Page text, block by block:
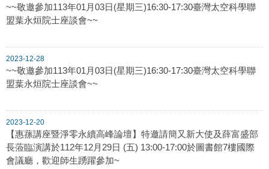
~~敬邀參加113年01月03日(星期三)16:30-17:30臺灣太空科學聯
盟葉永烜院士座談會~~
2023-12-28
~~敬邀參加113年01月03日(星期三)16:30-17:30臺灣太空科學聯
盟葉永烜院士座談會~~
2023-12-20
【惠蓀講座暨淨零永續高峰論壇】特邀請簡又新大使及薛富盛部
長蒞臨演講於112年12月29日 (五) 13:00-17:00於圖書館7樓國際
會議廳，歡迎師生踴躍參加~